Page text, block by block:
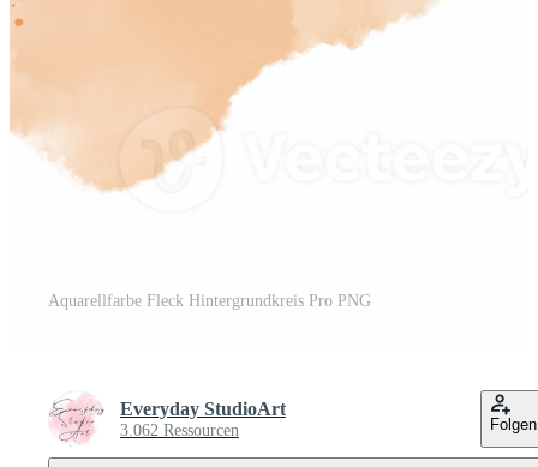
Aquarellfarbe Fleck Hintergrundkreis Pro PNG
Everyday StudioArt
3.062 Ressourcen Folgen